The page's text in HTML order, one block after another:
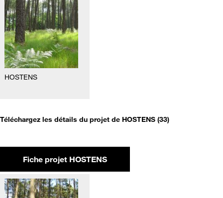
HOSTENS
Téléchargez les détails du projet de HOSTENS (33)
Fiche projet HOSTENS